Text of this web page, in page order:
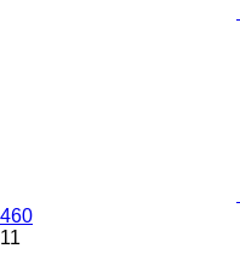
460
11